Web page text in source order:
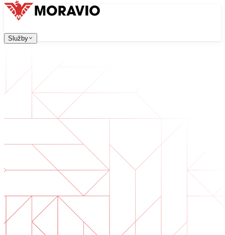
Služby
Vývoj software
Webové aplikace, které jsou škálovatelné, bezpečné a
Digitální transformace
Digitalizujte své podnikání. Připravte se na budoucnost.
Vývoj AI software
AI nástroje na míru integrované do vašich procesů.
Od nápadu po spuštěný produkt — návrh, vývoj,
Technická due diligence
Posouzení kvality a identifikace rizik ve vašem software.
Všechny služby
English
Kontaktujte nás